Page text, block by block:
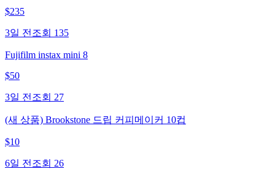
$235
3일 전 조회 135
Fujifilm instax mini 8
$50
3일 전 조회 27
(새 상품) Brookstone 드립 커피메이커 10컵
$10
6일 전 조회 26